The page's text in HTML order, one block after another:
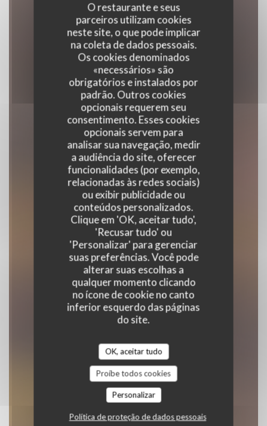
O restaurante e seus
parceiros utilizam cookies
neste site, o que pode implicar
na coleta de dados pessoais.
Os cookies denominados
«necessários» são
obrigatórios e instalados por
padrão. Outros cookies
opcionais requerem seu
consentimento. Esses cookies
opcionais servem para
analisar sua navegação, medir
a audiência do site, oferecer
funcionalidades (por exemplo,
relacionadas às redes sociais)
ou exibir publicidade ou
conteúdos personalizados.
Clique em 'OK, aceitar tudo',
'Recusar tudo' ou
'Personalizar' para gerenciar
suas preferências. Você pode
alterar suas escolhas a
qualquer momento clicando
no ícone de cookie no canto
inferior esquerdo das páginas
do site.
OK, aceitar tudo
Proíbe todos cookies
Personalizar
Política de proteção de dados pessoais
Le Bon, la Butte
|PARIS
RESERVAR UMA MESA